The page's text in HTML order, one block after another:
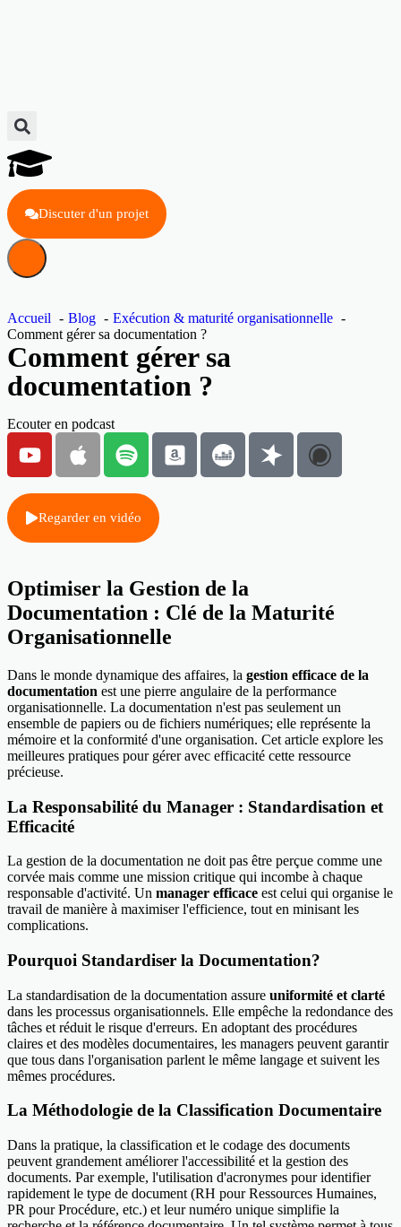
Discuter d'un projet
Accueil Blog
Exécution & maturité organisationnelle
Comment gérer sa documentation ?
Comment gérer sa
documentation ?
Ecouter en podcast
Regarder en vidéo
Optimiser la Gestion de la
Documentation : Clé de la Maturité
Organisationnelle
Dans le monde dynamique des affaires, la gestion efficace de la
documentation est une pierre angulaire de la performance
organisationnelle. La documentation n'est pas seulement un
ensemble de papiers ou de fichiers numériques; elle représente la
mémoire et la conformité d'une organisation. Cet article explore les
meilleures pratiques pour gérer avec efficacité cette ressource
précieuse.
La Responsabilité du Manager : Standardisation et
Efficacité
La gestion de la documentation ne doit pas être perçue comme une
corvée mais comme une mission critique qui incombe à chaque
responsable d'activité. Un manager efficace est celui qui organise le
travail de manière à maximiser l'efficience, tout en minisant les
complications.
Pourquoi Standardiser la Documentation?
La standardisation de la documentation assure uniformité et clarté
dans les processus organisationnels. Elle empêche la redondance des
tâches et réduit le risque d'erreurs. En adoptant des procédures
claires et des modèles documentaires, les managers peuvent garantir
que tous dans l'organisation parlent le même langage et suivent les
mêmes procédures.
La Méthodologie de la Classification Documentaire
Dans la pratique, la classification et le codage des documents
peuvent grandement améliorer l'accessibilité et la gestion des
documents. Par exemple, l'utilisation d'acronymes pour identifier
rapidement le type de document (RH pour Ressources Humaines,
PR pour Procédure, etc.) et leur numéro unique simplifie la